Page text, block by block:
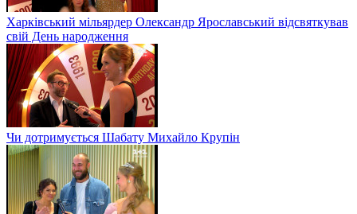
Харківський мільярдер Олександр Ярославський відсвяткував
свій День народження
Чи дотримується Шабату Михайло Крупін